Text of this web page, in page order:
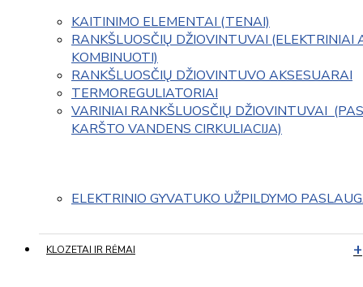
KAITINIMO ELEMENTAI (TENAI)
RANKŠLUOSČIŲ DŽIOVINTUVAI (ELEKTRINIAI
KOMBINUOTI)
RANKŠLUOSČIŲ DŽIOVINTUVO AKSESUARAI
TERMOREGULIATORIAI
VARINIAI RANKŠLUOSČIŲ DŽIOVINTUVAI
KARŠTO VANDENS CIRKULIACIJA)
ELEKTRINIO GYVATUKO UŽPILDYMO
KLOZETAI IR RĖMAI